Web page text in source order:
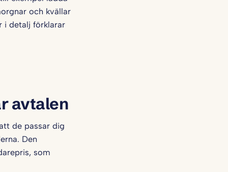
och kvällar
i detalj förklarar
avtalen
de passar dig
Den
som